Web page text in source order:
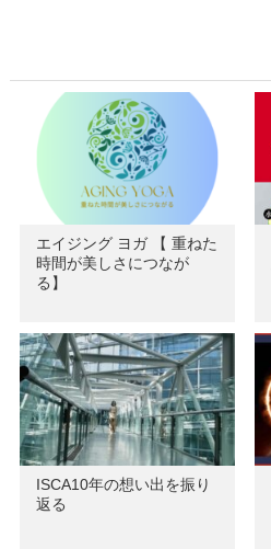
エイジング ヨガ 【 重ねた
時間が美しさにつなが
る】
ISCA10年の想い出を振り
返る